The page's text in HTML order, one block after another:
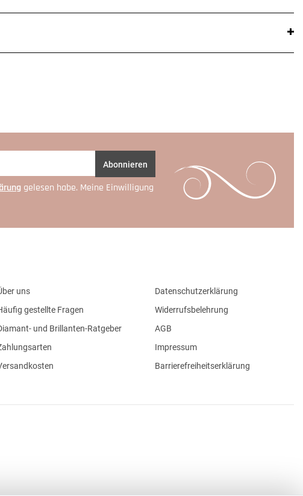
Abonnieren
gelesen habe. Meine Einwilligung
uns
gestellte Fragen
und Brillanten-Ratgeber
Datenschutzerklärung
Widerrufsbelehrung
AGB
Impressum
Barrierefreiheitserklärung